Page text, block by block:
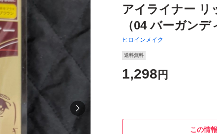
アイライナー リ
（04 バーガンデ
ヒロインメイク
送料無料
1,298 円
この情